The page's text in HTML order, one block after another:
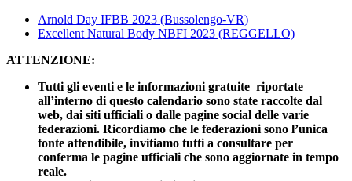
Arnold Day IFBB 2023 (Bussolengo-VR)
Excellent Natural Body NBFI 2023 (REGGELLO)
ATTENZIONE:
Tutti gli eventi e le informazioni gratuite riportate
all’interno di questo calendario sono state raccolte dal
web, dai siti ufficiali o dalle pagine social delle varie
federazioni. Ricordiamo che le federazioni sono l’unica
fonte attendibile, invitiamo tutti a consultare per
conferma le pagine ufficiali che sono aggiornate in tempo
reale.